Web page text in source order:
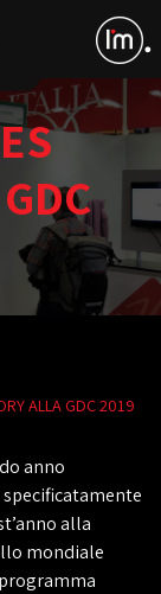
ALLA GDC 2019
anno
specificatamente
alla
mondiale